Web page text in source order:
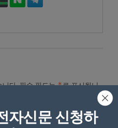
니다. 필수 필드는*로 표시됩니
자신문 신청하